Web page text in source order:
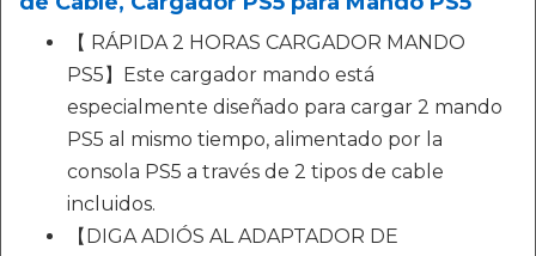
【 RÁPIDA 2 HORAS CARGADOR MANDO
PS5】Este cargador mando está
especialmente diseñado para cargar 2 mando
PS5 al mismo tiempo, alimentado por la
consola PS5 a través de 2 tipos de cable
incluidos.
【DIGA ADIÓS AL ADAPTADOR DE